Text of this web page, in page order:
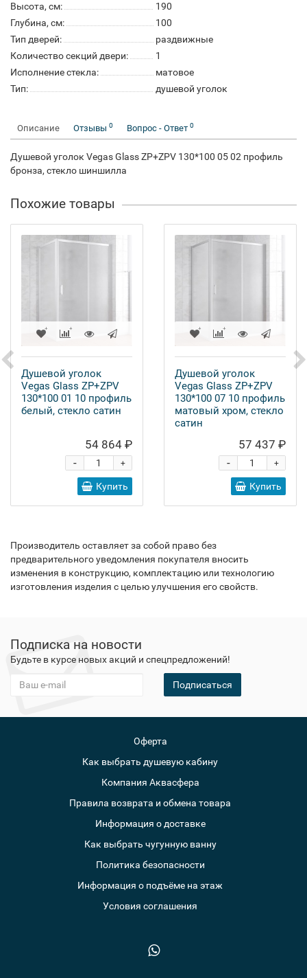
Высота, см:
190
Глубина, см:
100
Тип дверей:
раздвижные
Количество секций двери:
1
Исполнение стекла:
матовое
Тип:
душевой уголок
Описание Отзывы 0 Вопрос - Ответ 0
Душевой уголок Vegas Glass ZP+ZPV 130*100 05 02 профиль
бронза, стекло шиншилла
Похожие товары
Душевой уголок
Vegas Glass ZP+ZPV
130*100 01 10 профиль
белый, стекло сатин
54 864 ₽
+
-
Купить
Душевой уголок
Vegas Glass ZP+ZPV
130*100 07 10 профиль
матовый хром, стекло
сатин
57 437 ₽
+
-
Купить
Производитель оставляет за собой право без
предварительного уведомления покупателя вносить
изменения в конструкцию, комплектацию или технологию
изготовления изделия с целью улучшения его свойств.
Подписка на новости
Будьте в курсе новых акций и спецпредложений!
Подписаться
Оферта
Как выбрать душевую кабину
Компания Аквасфера
Правила возврата и обмена товара
Информация о доставке
Как выбрать чугунную ванну
Политика безопасности
Информация о подъёме на этаж
Условия соглашения